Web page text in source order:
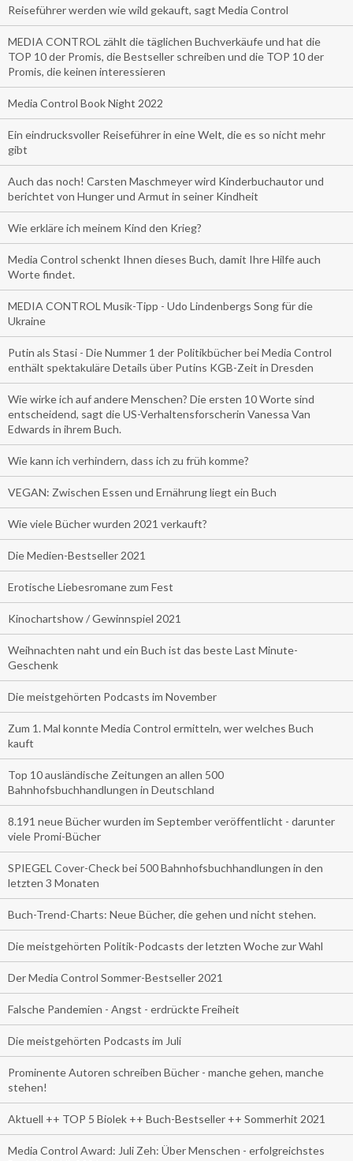
Reiseführer werden wie wild gekauft, sagt Media Control
MEDIA CONTROL zählt die täglichen Buchverkäufe und hat die
TOP 10 der Promis, die Bestseller schreiben und die TOP 10 der
Promis, die keinen interessieren
Media Control Book Night 2022
Ein eindrucksvoller Reiseführer in eine Welt, die es so nicht mehr
gibt
Auch das noch! Carsten Maschmeyer wird Kinderbuchautor und
berichtet von Hunger und Armut in seiner Kindheit
Wie erkläre ich meinem Kind den Krieg?
Media Control schenkt Ihnen dieses Buch, damit Ihre Hilfe auch
Worte findet.
MEDIA CONTROL Musik-Tipp - Udo Lindenbergs Song für die
Ukraine
Putin als Stasi - Die Nummer 1 der Politikbücher bei Media Control
enthält spektakuläre Details über Putins KGB-Zeit in Dresden
Wie wirke ich auf andere Menschen? Die ersten 10 Worte sind
entscheidend, sagt die US-Verhaltensforscherin Vanessa Van
Edwards in ihrem Buch.
Wie kann ich verhindern, dass ich zu früh komme?
VEGAN: Zwischen Essen und Ernährung liegt ein Buch
Wie viele Bücher wurden 2021 verkauft?
Die Medien-Bestseller 2021
Erotische Liebesromane zum Fest
Kinochartshow / Gewinnspiel 2021
Weihnachten naht und ein Buch ist das beste Last Minute-
Geschenk
Die meistgehörten Podcasts im November
Zum 1. Mal konnte Media Control ermitteln, wer welches Buch
kauft
Top 10 ausländische Zeitungen an allen 500
Bahnhofsbuchhandlungen in Deutschland
8.191 neue Bücher wurden im September veröffentlicht - darunter
viele Promi-Bücher
SPIEGEL Cover-Check bei 500 Bahnhofsbuchhandlungen in den
letzten 3 Monaten
Buch-Trend-Charts: Neue Bücher, die gehen und nicht stehen.
Die meistgehörten Politik-Podcasts der letzten Woche zur Wahl
Der Media Control Sommer-Bestseller 2021
Falsche Pandemien - Angst - erdrückte Freiheit
Die meistgehörten Podcasts im Juli
Prominente Autoren schreiben Bücher - manche gehen, manche
stehen!
Aktuell ++ TOP 5 Biolek ++ Buch-Bestseller ++ Sommerhit 2021
Media Control Award: Juli Zeh: Über Menschen - erfolgreichstes